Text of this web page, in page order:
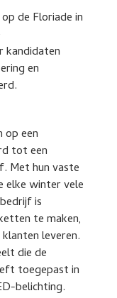
de Floriade in
kandidaten
en
op een
tot een
Met hun vaste
elke winter vele
is
te maken,
leveren.
die de
toegepast in
belichting.